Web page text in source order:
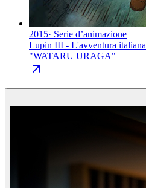
2015· Serie d’animazione
Lupin III - L'avventura italiana
"WATARU URAGA"